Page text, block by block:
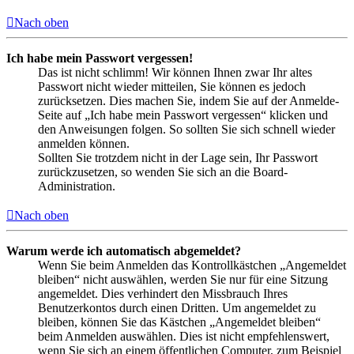
Nach oben
Ich habe mein Passwort vergessen!
Das ist nicht schlimm! Wir können Ihnen zwar Ihr altes
Passwort nicht wieder mitteilen, Sie können es jedoch
zurücksetzen. Dies machen Sie, indem Sie auf der Anmelde-
Seite auf „Ich habe mein Passwort vergessen“ klicken und
den Anweisungen folgen. So sollten Sie sich schnell wieder
anmelden können.
Sollten Sie trotzdem nicht in der Lage sein, Ihr Passwort
zurückzusetzen, so wenden Sie sich an die Board-
Administration.
Nach oben
Warum werde ich automatisch abgemeldet?
Wenn Sie beim Anmelden das Kontrollkästchen „Angemeldet
bleiben“ nicht auswählen, werden Sie nur für eine Sitzung
angemeldet. Dies verhindert den Missbrauch Ihres
Benutzerkontos durch einen Dritten. Um angemeldet zu
bleiben, können Sie das Kästchen „Angemeldet bleiben“
beim Anmelden auswählen. Dies ist nicht empfehlenswert,
wenn Sie sich an einem öffentlichen Computer, zum Beispiel